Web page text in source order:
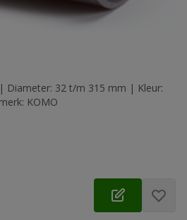
Diameter: 32 t/m 315 mm | Kleur:
KOMO